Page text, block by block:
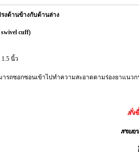
งด้านข้างกับด้านล่าง
cuff)
นิ้ว
รถซอกซอนเข้าไปทำความสะอาดตามร่องยาแนวก
สั่ง
สอบถ